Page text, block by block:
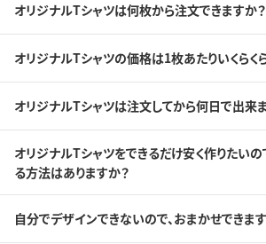
オリジナルTシャツは何枚から注文できますか？
オリジナルTシャツの価格は1枚あたりいくらく
オリジナルTシャツは注文してから何日で出来
オリジナルTシャツをできるだけ安く作りたいの
る方法はありますか？
自分でデザインできないので、おまかせできま